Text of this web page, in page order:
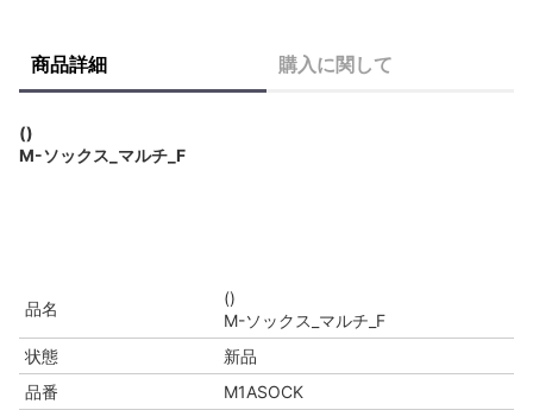
商品詳細 購入に関して
()
M-ソックス_マルチ_F
品名
()
M-ソックス_マルチ_F
状態
新品
品番
M1ASOCK